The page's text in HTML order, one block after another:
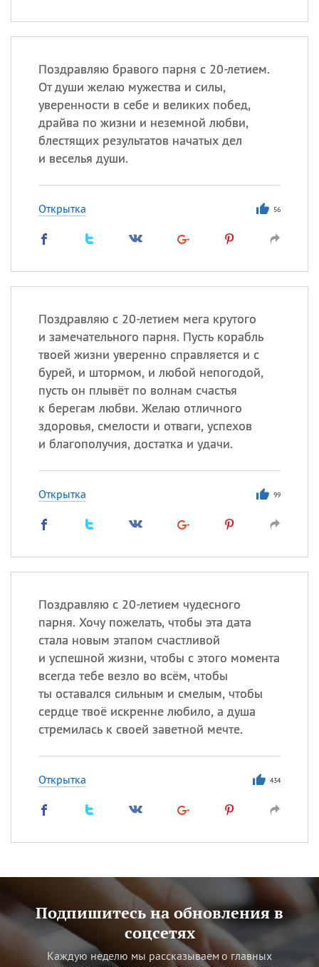
Поздравляю бравого парня с 20-летием.
От души желаю мужества и силы,
уверенности в себе и великих побед,
драйва по жизни и неземной любви,
блестящих результатов начатых дел
и веселья души.
Открытка 56
Поздравляю с 20-летием мега крутого
и замечательного парня. Пусть корабль
твоей жизни уверенно справляется и с
бурей, и штормом, и любой непогодой,
пусть он плывёт по волнам счастья
к берегам любви. Желаю отличного
здоровья, смелости и отваги, успехов
и благополучия, достатка и удачи.
Открытка 99
Поздравляю с 20-летием чудесного
парня. Хочу пожелать, чтобы эта дата
стала новым этапом счастливой
и успешной жизни, чтобы с этого момента
всегда тебе везло во всём, чтобы
ты оставался сильным и смелым, чтобы
сердце твоё искренне любило, а душа
стремилась к своей заветной мечте.
Открытка 434
Подпишитесь на обновления в
соцсетях
Каждую неделю мы рассказываем о главных